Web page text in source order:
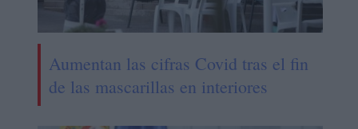
Aumentan las cifras Covid tras el fin
de las mascarillas en interiores